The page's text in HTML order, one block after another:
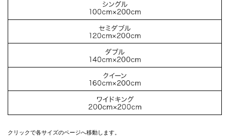
クリックで各サイズのページへ移動します。